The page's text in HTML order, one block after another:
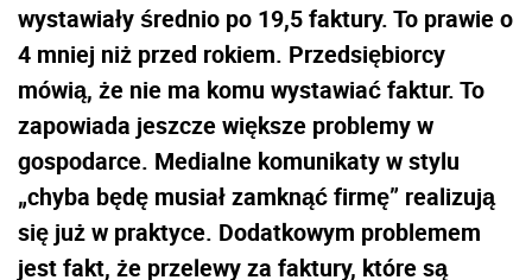
wystawiały średnio po 19,5 faktury. To prawie o
4 mniej niż przed rokiem. Przedsiębiorcy
mówią, że nie ma komu wystawiać faktur. To
zapowiada jeszcze większe problemy w
gospodarce. Medialne komunikaty w stylu
„chyba będę musiał zamknąć firmę” realizują
się już w praktyce. Dodatkowym problemem
jest fakt, że przelewy za faktury, które są